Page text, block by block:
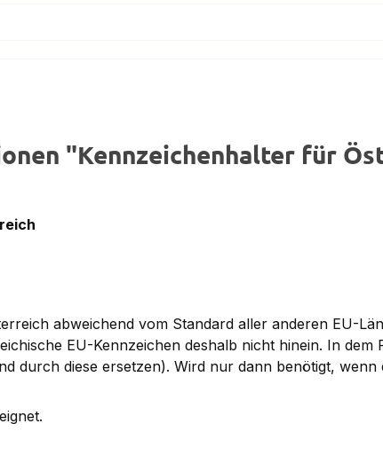
"Kennzeichenhalter für
abweichend vom Standard aller anderen EU-
EU-Kennzeichen deshalb nicht hinein. In
durch diese ersetzen). Wird nur dann benötigt,